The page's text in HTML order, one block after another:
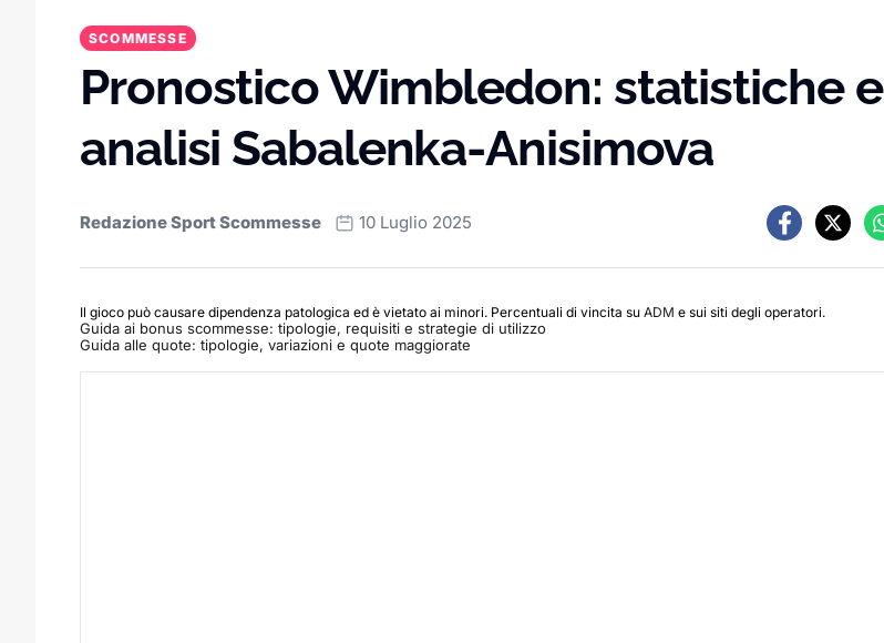
SCOMMESSE
Pronostico Wimbledon: statistiche e
analisi Sabalenka-Anisimova
Redazione Sport Scommesse 10 Luglio 2025
Il gioco può causare dipendenza patologica ed è vietato ai minori. Percentuali di vincita su ADM e sui siti degli operatori.
Guida ai bonus scommesse: tipologie, requisiti e strategie di utilizzo
Guida alle quote: tipologie, variazioni e quote maggiorate